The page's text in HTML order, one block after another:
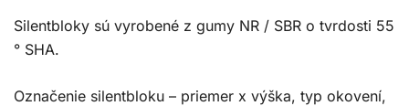
Silentbloky sú vyrobené z gumy NR / SBR o tvrdosti 55
° SHA.
Označenie silentbloku – priemer x výška, typ okovení,